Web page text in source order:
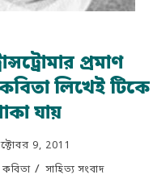
প্রমাণ
লিখেই টিকে
যায়
9, 2011
কবিতা/ সাহিত্য সংবাদ